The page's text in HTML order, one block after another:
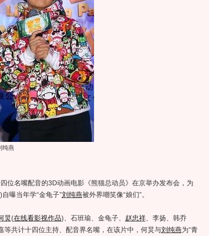
纯燕
名嘴配音的3D动画电影《熊猫总动员》在京举办发布会，为
)自曝当年学“金龟子”刘纯燕被外界嘲笑像“娘们”。
炅(在线看影视作品) 、石班瑜、金龟子、 赵忠祥、李扬、韩乔
等共计十四位主持、配音界名嘴，在该片中，何炅与刘纯燕为“青